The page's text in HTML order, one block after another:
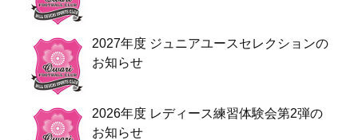
2027年度 ジュニアユースセレクションの
お知らせ
2026年度 レディース練習体験会第2弾の
お知らせ